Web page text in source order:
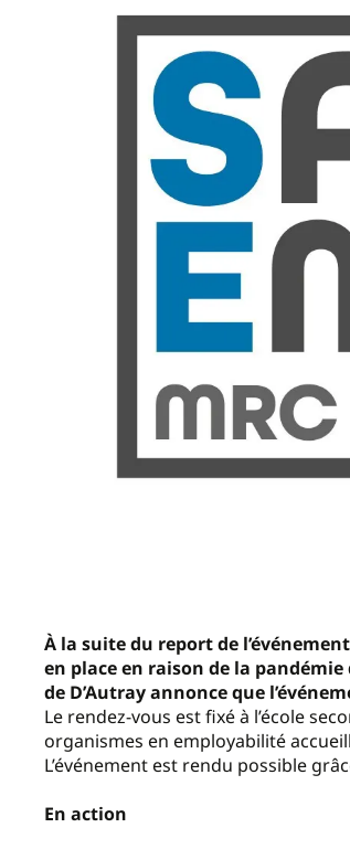
À la suite du report de
en place en raison de la pandémie
de D’Autray annonce que
Le rendez-vous est fixé à l’école
organismes en employabilité
L’événement est rendu possible
En action